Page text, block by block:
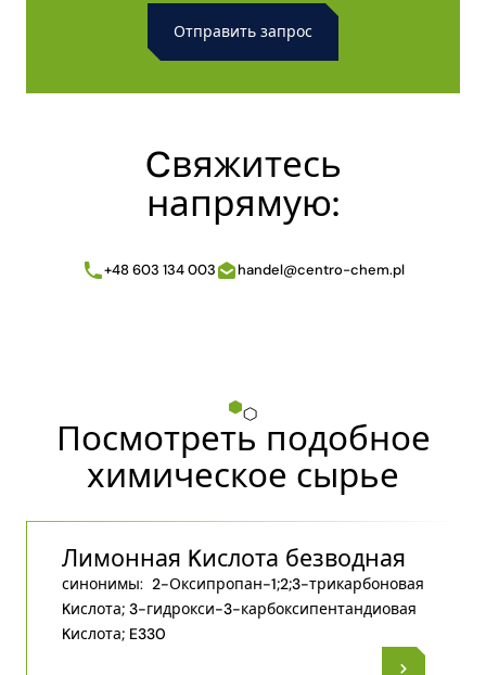
Cвяжитесь
напрямую:
+48 603 134 003 handel@centro-chem.pl
Посмотреть подобное
химическое сырье
Лимонная Kислота безводная
синонимы: 2-Оксипропан-1;2;3-трикарбоновая
Kислота; 3-​гидрокси-​3-​карбоксипентандиовая
Kислота; E330